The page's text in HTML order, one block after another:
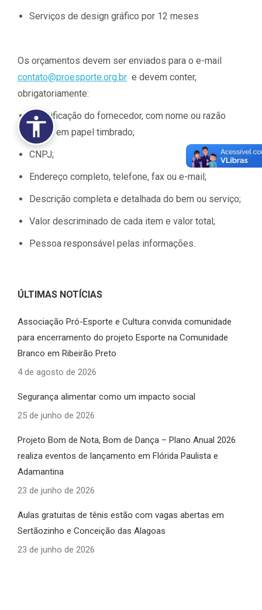
Serviços de design gráfico por 12 meses
Os orçamentos devem ser enviados para o e-mail
contato@proesporte.org.br e devem conter,
obrigatoriamente:
Identificação do fornecedor, com nome ou razão
social em papel timbrado;
CNPJ;
Endereço completo, telefone, fax ou e-mail;
Descrição completa e detalhada do bem ou serviço;
Valor descriminado de cada item e valor total;
Pessoa responsável pelas informações.
ÚLTIMAS NOTÍCIAS
Associação Pró-Esporte e Cultura convida comunidade
para encerramento do projeto Esporte na Comunidade
Branco em Ribeirão Preto
4 de agosto de 2026
Segurança alimentar como um impacto social
25 de junho de 2026
Projeto Bom de Nota, Bom de Dança – Plano Anual 2026
realiza eventos de lançamento em Flórida Paulista e
Adamantina
23 de junho de 2026
Aulas gratuitas de tênis estão com vagas abertas em
Sertãozinho e Conceição das Alagoas
23 de junho de 2026